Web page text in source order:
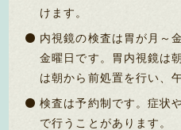
けます。
内視鏡の検査は胃が月～
金曜日です。胃内視鏡は
は朝から前処置を行い、
検査は予約制です。症状
で行うことがあります。